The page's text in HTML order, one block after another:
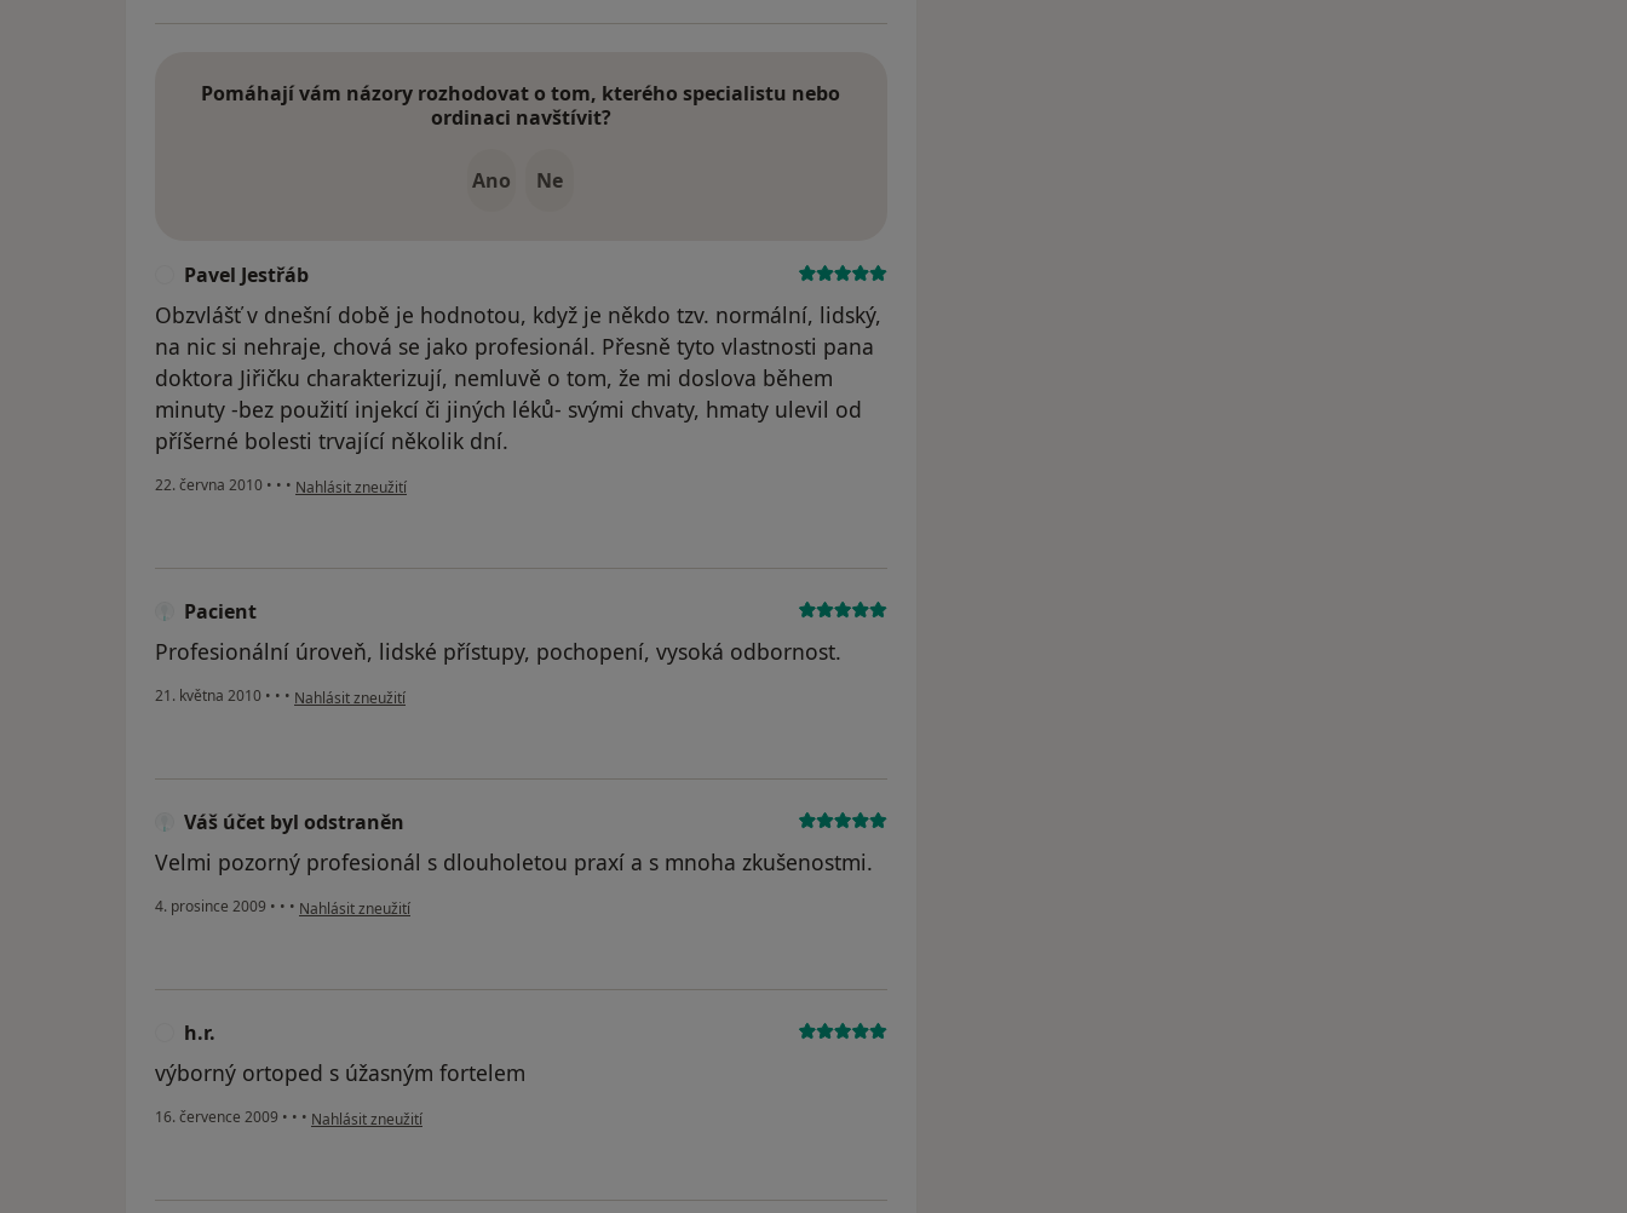
Pomáhají vám názory rozhodovat o tom, kterého specialistu nebo
ordinaci navštívit?
Ano Ne
Pavel Jestřáb
Obzvlášť v dnešní době je hodnotou, když je někdo tzv. normální, lidský,
na nic si nehraje, chová se jako profesionál. Přesně tyto vlastnosti pana
doktora Jiřičku charakterizují, nemluvě o tom, že mi doslova během
minuty -bez použití injekcí či jiných léků- svými chvaty, hmaty ulevil od
příšerné bolesti trvající několik dní.
22. června 2010 • • • podle názoru uživatele Pavel Jestřáb
Nahlásit zneužití
Pacient
Profesionální úroveň, lidské přístupy, pochopení, vysoká odbornost.
21. května 2010 • • • podle názoru uživatele Pacient
Nahlásit zneužití
Váš účet byl odstraněn
Velmi pozorný profesionál s dlouholetou praxí a s mnoha zkušenostmi.
4. prosince 2009 • • • podle názoru uživatele Váš účet byl odstraněn
Nahlásit zneužití
h.r.
výborný ortoped s úžasným fortelem
16. července 2009 • • • podle názoru uživatele h.r.
Nahlásit zneužití